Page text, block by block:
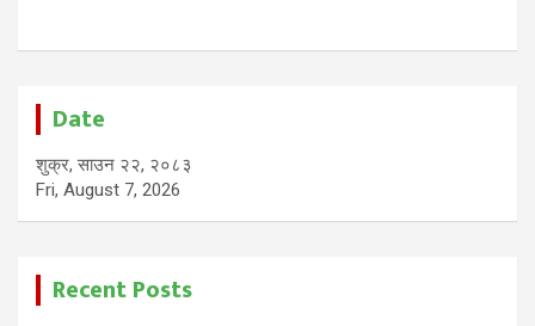
Date
शुक्र, साउन २२, २०८३
Fri, August 7, 2026
Recent Posts